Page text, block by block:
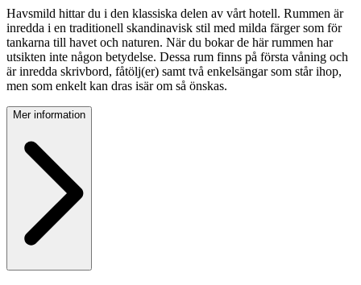
Havsmild hittar du i den klassiska delen av vårt hotell. Rummen är
inredda i en traditionell skandinavisk stil med milda färger som för
tankarna till havet och naturen. När du bokar de här rummen har
utsikten inte någon betydelse. Dessa rum finns på första våning och
är inredda skrivbord, fåtölj(er) samt två enkelsängar som står ihop,
men som enkelt kan dras isär om så önskas.
Mer information